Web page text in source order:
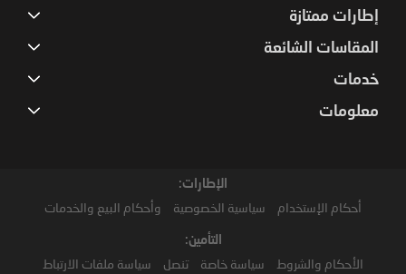
إطارات ممتازة
المقاسات الشائعة
خدمات
معلومات
الإطارات:
أحكام الإستخدام سياسية الخصوصية وأحكام البيع والخدمات
التأمين:
الأحكام والشروط سياسة خاصة تنصل سياسة ملفات الارتباط